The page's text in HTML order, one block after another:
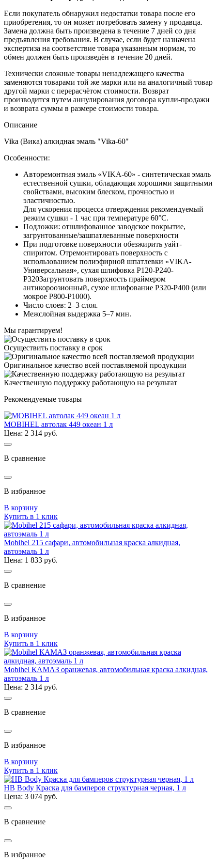
Если покупатель обнаружил недостатки товара после его
приобретения, то он может потребовать замену у продавца.
Замена должна быть произведена в течение 7 дней со дня
предъявления требования. В случае, если будет назначена
экспертиза на соответствие товара указанным нормам, то
обмен должен быть произведён в течение 20 дней.
Технически сложные товары ненадлежащего качества
заменяются товарами той же марки или на аналогичный товар
другой марки с перерасчётом стоимости. Возврат
производится путем аннулирования договора купли-продажи
и возврата суммы в размере стоимости товара.
Описание
Vika (Вика) алкидная эмаль "Vika-60"
Особенности:
Авторемонтная эмаль «VIKA-60» - синтетическая эмаль
естественной сушки, обладающая хорошими защитными
свойствами, высоким блеском, прочностью и
эластичностью.
Для ускорения процесса отверждения рекомендуемый
режим сушки - 1 час при температуре 60°С.
Подложки: отшлифованное заводское покрытие,
загрунтованные/зашпатлеванные поверхности
При подготовке поверхности обезжирить уайт-
спиритом. Отремонтировать поверхность с
использованием полиэфирной шпатлевки «VIKA-
Универсальная», сухая шлифовка Р120-Р240-
Р320Загрунтовать поверхность праймером
антикороозионный, сухое шлифование Р320-Р400 (или
мокрое Р800-Р1000).
Число слоев: 2–3 слоя.
Межслойная выдержка 5–7 мин.
Мы гарантируем!
Осуществить поставку в срок
Оригинальное качество всей поставляемой продукции
Качественную поддержку работающую на результат
Рекомендуемые товары
MOBIHEL автолак 449 океан 1 л
Цена: 2 314 руб.
В сравнение
В избранное
В корзину
Купить в 1 клик
Mobihel 215 сафари, автомобильная краска алкидная,
автоэмаль 1 л
Цена: 1 833 руб.
В сравнение
В избранное
В корзину
Купить в 1 клик
Mobihel КАМАЗ оранжевая, автомобильная краска алкидная,
автоэмаль 1 л
Цена: 2 314 руб.
В сравнение
В избранное
В корзину
Купить в 1 клик
HB Body Краска для бамперов структурная черная, 1 л
Цена: 3 074 руб.
В сравнение
В избранное